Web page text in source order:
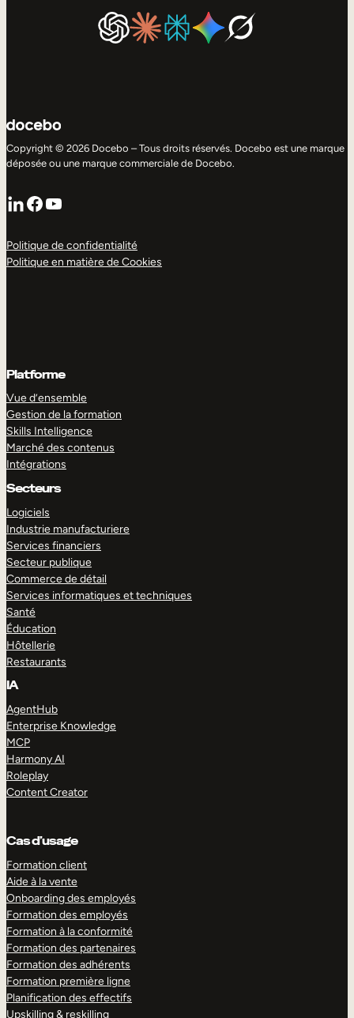
Copyright © 2026 Docebo – Tous droits réservés. Docebo est une marque
déposée ou une marque commerciale de Docebo.
LinkedIn
Facebook
YouTube
Politique de confidentialité
Politique en matière de Cookies
Platforme
Vue d’ensemble
Gestion de la formation
Skills Intelligence
Marché des contenus
Intégrations
Secteurs
Logiciels
Industrie manufacturiere
Services financiers
Secteur publique
Commerce de détail
Services informatiques et techniques
Santé
Éducation
Hôtellerie
Restaurants
IA
AgentHub
Enterprise Knowledge
MCP
Harmony AI
Roleplay
Content Creator
Cas d’usage
Formation client
Aide à la vente
Onboarding des employés
Formation des employés
Formation à la conformité
Formation des partenaires
Formation des adhérents
Formation première ligne
Planification des effectifs
Upskilling & reskilling